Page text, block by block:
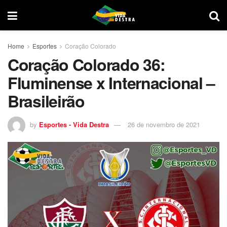
Home Esportes Coração Colorado
Coração Colorado 36:
Fluminense x Internacional –
Brasileirão
by Esportes - Vida Destra 26 de novembro de 2021